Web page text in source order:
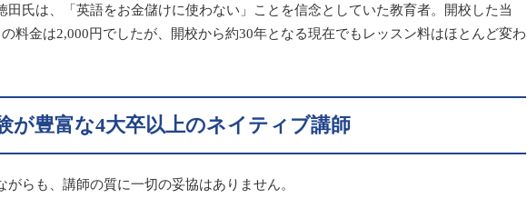
田氏は、「英語をお金儲けに使わない」ことを信念としていた教育者。開校した当
料金は2,000円でしたが、開校から約30年となる現在でもレッスン料はほとんど変わ
が豊富な4大卒以上のネイティブ講師
がらも、講師の質に一切の妥協はありません。